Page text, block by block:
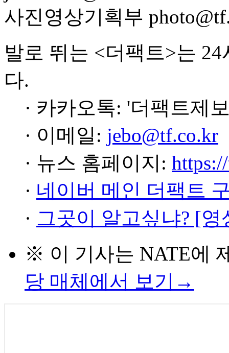
사진영상기획부
발로 뛰는 <더팩트>는
다.
· 카카오톡: '더팩트제
· 이메일: jebo@tf.co.kr
· 뉴스 홈페이지:
· 네이버 메인 더팩트
· 그곳이 알고싶냐? [
※ 이 기사는 NATE에
당 매체에서 보기→